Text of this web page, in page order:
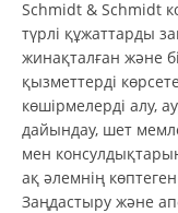
Schmidt & Schmidt
түрлі құжаттарды
жинақталған және
қызметтерді
көшірмелерді алу,
дайындау, шет
мен
ақ әлемнің
Заңдастыру және